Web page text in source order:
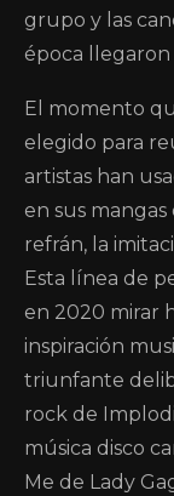
grupo y las
época llegaron
El momento
elegido para
artistas han
en sus
refrán, la
Esta línea de
en 2020 mirar
inspiración
triunfante
rock de
música disco
Me de Lady